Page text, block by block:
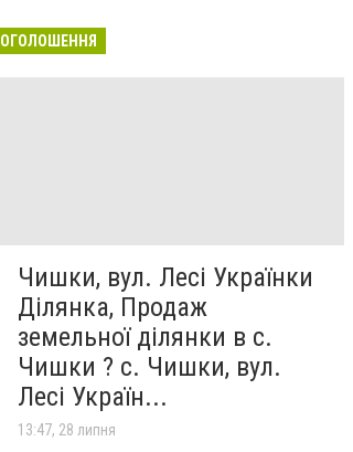
ОГОЛОШЕННЯ
Чишки, вул. Лесі Українки
Ділянка, Продаж
земельної ділянки в с.
Чишки ? с. Чишки, вул.
Лесі Україн...
13:47, 28 липня